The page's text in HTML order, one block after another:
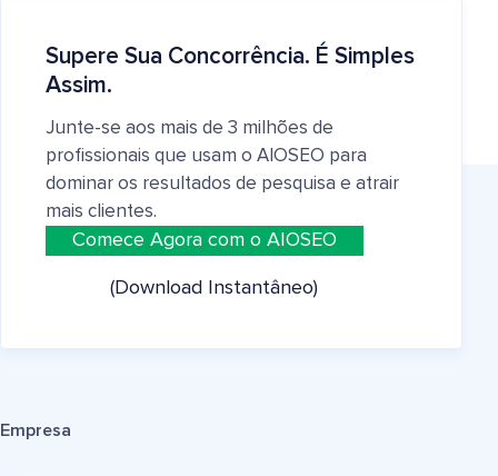
Supere Sua Concorrência. É Simples
Assim.
Junte-se aos mais de 3 milhões de
profissionais que usam o AIOSEO para
dominar os resultados de pesquisa e atrair
mais clientes.
Comece Agora com o AIOSEO
(Download Instantâneo)
Empresa